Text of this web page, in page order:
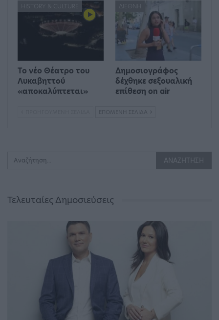
HISTORY & CULTURE
Το νέο Θέατρο του
Λυκαβηττού
«αποκαλύπτεται»
ΔΙΕΘΝΉ
Δημοσιογράφος
δέχθηκε σεξουαλική
επίθεση on air
ΕΠΌΜΕΝΗ ΣΕΛΊΔΑ
Τελευταίες Δημοσιεύσεις